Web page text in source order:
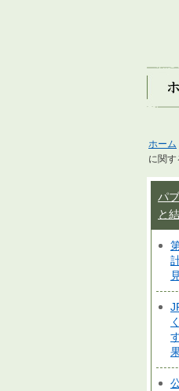
ホーム
ホーム
に関
パ
と